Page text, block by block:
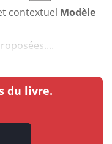
contextuel Modèle
du livre.